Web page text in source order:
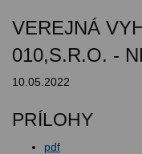
VEREJNÁ
010,S.R.O. -
10.05.2022
PRÍLOHY
pdf